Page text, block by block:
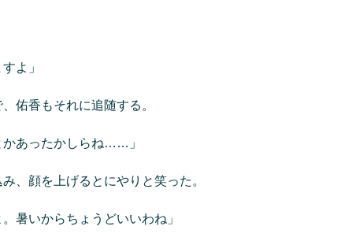
よ」
佑香もそれに追随する。
かあったかしらね……」
、顔を上げるとにやりと笑った。
暑いからちょうどいいわね」